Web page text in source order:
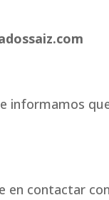
informamos
en contactar